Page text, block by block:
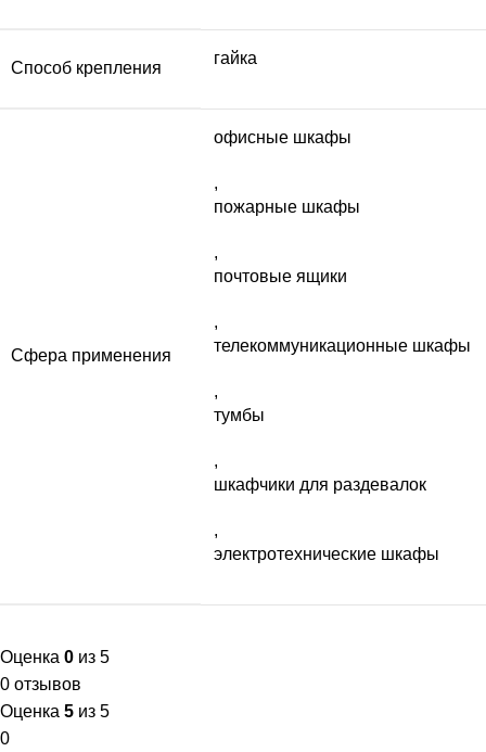
Способ крепления
гайка
Сфера применения
офисные шкафы
,
пожарные шкафы
,
почтовые ящики
,
телекоммуникационные шкафы
,
тумбы
,
шкафчики для раздевалок
,
электротехнические шкафы
Оценка 0 из 5
0 отзывов
Оценка 5 из 5
0